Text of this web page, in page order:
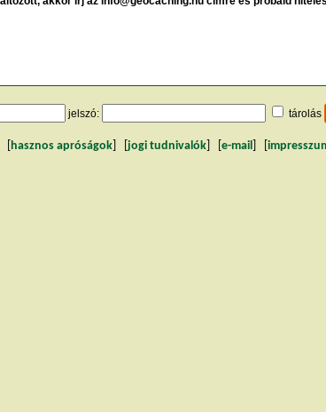
jelszó: tárolás
hasznos apróságok jogi tudnivalók e-mail